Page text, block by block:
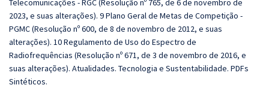
Telecomunicações - RGC (Resolução nº 765, de 6 de novembro de
2023, e suas alterações). 9 Plano Geral de Metas de Competição -
PGMC (Resolução nº 600, de 8 de novembro de 2012, e suas
alterações). 10 Regulamento de Uso do Espectro de
Radiofrequências (Resolução nº 671, de 3 de novembro de 2016, e
suas alterações). Atualidades. Tecnologia e Sustentabilidade. PDFs
Sintéticos.